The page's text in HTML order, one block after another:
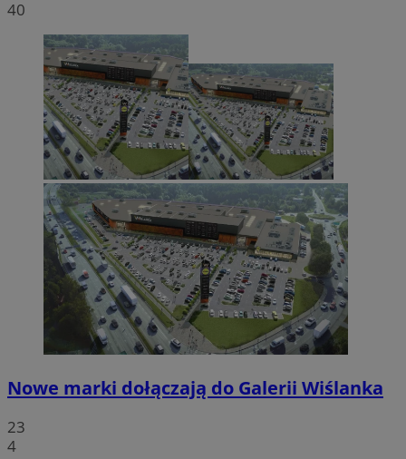
40
Nowe marki dołączają do Galerii Wiślanka
23
4